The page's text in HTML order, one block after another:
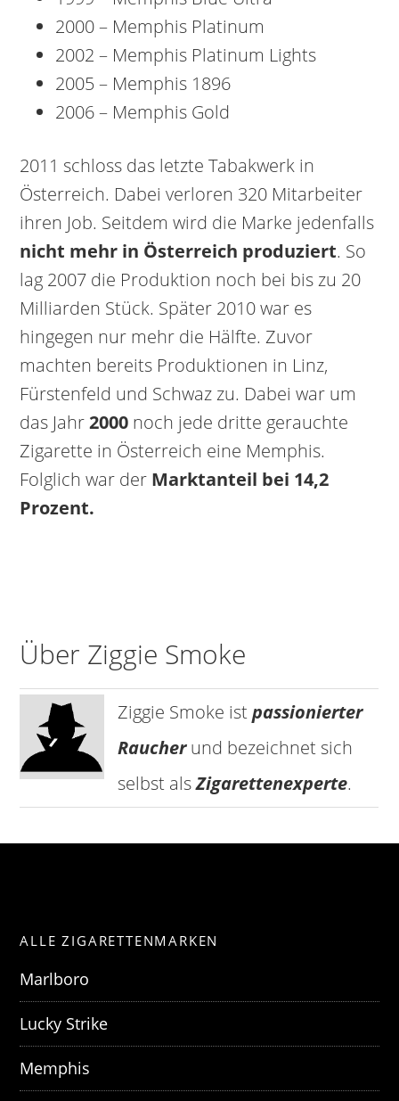
2000 – Memphis Platinum
2002 – Memphis Platinum Lights
2005 – Memphis 1896
2006 – Memphis Gold
2011 schloss das letzte Tabakwerk in
Österreich. Dabei verloren 320 Mitarbeiter
ihren Job. Seitdem wird die Marke jedenfalls
nicht mehr in Österreich produziert. So
lag 2007 die Produktion noch bei bis zu 20
Milliarden Stück. Später 2010 war es
hingegen nur mehr die Hälfte. Zuvor
machten bereits Produktionen in Linz,
Fürstenfeld und Schwaz zu. Dabei war um
das Jahr2000 noch jede dritte gerauchte
Zigarette in Österreich eine Memphis.
Folglich war der Marktanteil bei 14,2
Prozent.
Über Ziggie Smoke
Ziggie Smoke istpassionierter
Raucherund bezeichnet sich
selbst alsZigarettenexperte.
ALLE ZIGARETTENMARKEN
Marlboro
Lucky Strike
Memphis